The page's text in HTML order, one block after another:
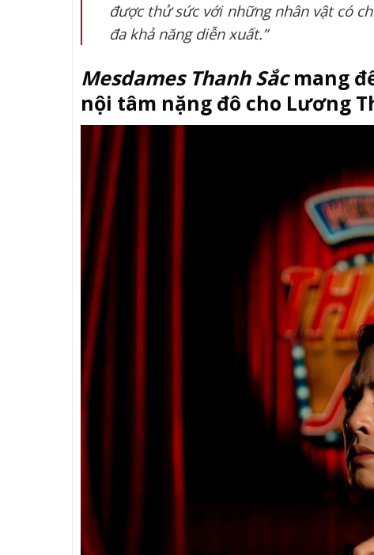
được thử sức với những nhân vật có
đa khả năng diễn xuất.”
Mesdames Thanh Sắcmang
nội tâm nặng đô cho Lương